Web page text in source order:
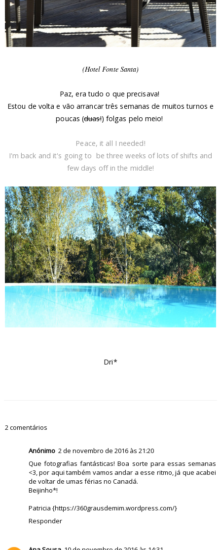
(Hotel Fonte Santa)
Paz, era tudo o que precisava!
Estou de volta e vão arrancar três semanas de muitos turnos e
poucas (duas!) folgas pelo meio!
Peace, it all I needed!
I'm back and it's going to be three weeks of lots of shifts and
few days off in the middle!
Dri*
2 comentários
Anónimo 2 de novembro de 2016 às 21:20
Que fotografias fantásticas! Boa sorte para essas semanas
<3, por aqui também vamos andar a esse ritmo, já que acabei
de voltar de umas férias no Canadá.
Beijinho*!
Patricia {https://360grausdemim.wordpress.com/}
Responder